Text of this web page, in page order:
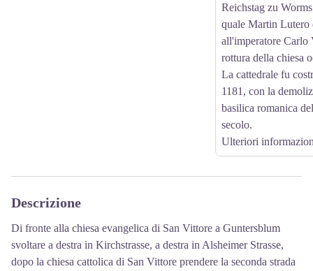
Reichstag zu
quale Martin Lutero
all'imperatore Carlo
rottura della chiesa
La cattedrale fu
1181, con la
basilica romanica
secolo.
Ulteriori
Descrizione
Di fronte alla chiesa evangelica di San Vittore a Guntersblum
svoltare a destra in Kirchstrasse, a destra in Alsheimer Strasse,
dopo la chiesa cattolica di San Vittore prendere la seconda strada